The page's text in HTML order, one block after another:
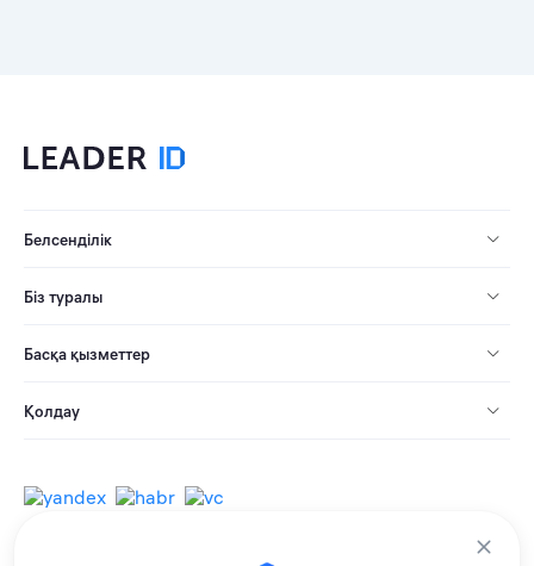
Белсенділік
Біз туралы
Басқа қызметтер
Қолдау